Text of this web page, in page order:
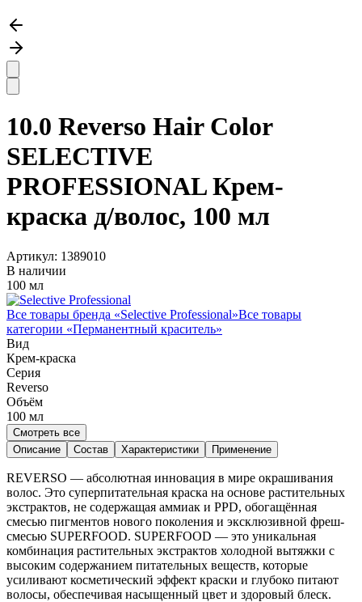
10.0 Reverso Hair Color
SELECTIVE
PROFESSIONAL Крем-
краска д/волос, 100 мл
Артикул: 1389010
В наличии
100 мл
Все товары бренда «Selective Professional»Все товары
категории «Перманентный краситель»
Вид
Крем-краска
Серия
Reverso
Объём
100 мл
Смотреть все
Описание
Состав Характеристики Применение
REVERSO — абсолютная инновация в мире окрашивания
волос. Это суперпитательная краска на основе растительных
экстрактов, не содержащая аммиак и PPD, обогащённая
смесью пигментов нового поколения и эксклюзивной фреш-
смесью SUPERFOOD. SUPERFOOD — это уникальная
комбинация растительных экстрактов холодной вытяжки с
высоким содержанием питательных веществ, которые
усиливают косметический эффект краски и глубоко питают
волосы, обеспечивая насыщенный цвет и здоровый блеск.